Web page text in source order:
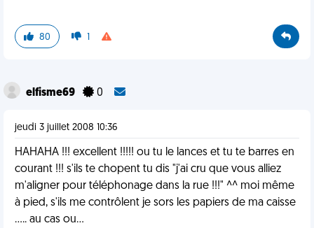
80 1
elfisme69 0
jeudi 3 juillet 2008 10:36
HAHAHA !!! excellent !!!!! ou tu le lances et tu te barres en
courant !!! s'ils te chopent tu dis "j'ai cru que vous alliez
m'aligner pour téléphonage dans la rue !!!" ^^ moi même
à pied, s'ils me contrôlent je sors les papiers de ma caisse
..... au cas ou...